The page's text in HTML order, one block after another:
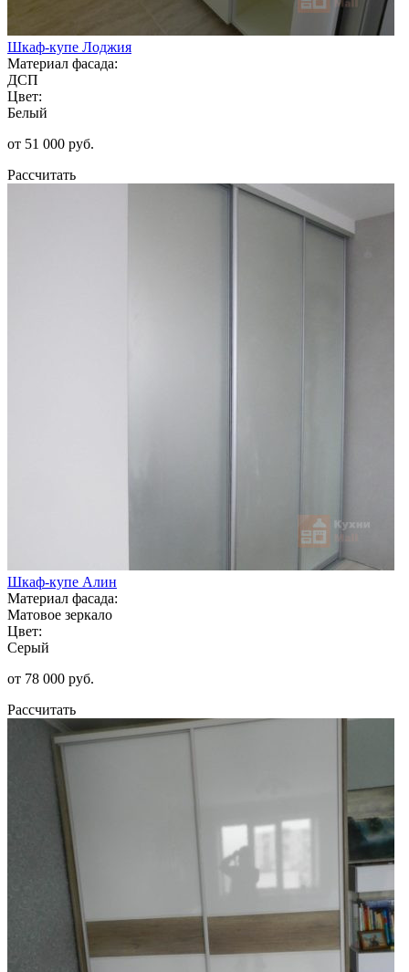
Шкаф-купе Лоджия
Материал фасада:
ДСП
Цвет:
Белый
от 51 000 руб.
Рассчитать
Шкаф-купе Алин
Материал фасада:
Матовое зеркало
Цвет:
Серый
от 78 000 руб.
Рассчитать